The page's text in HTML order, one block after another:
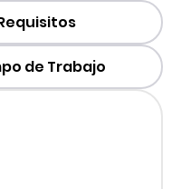
de Trabajo